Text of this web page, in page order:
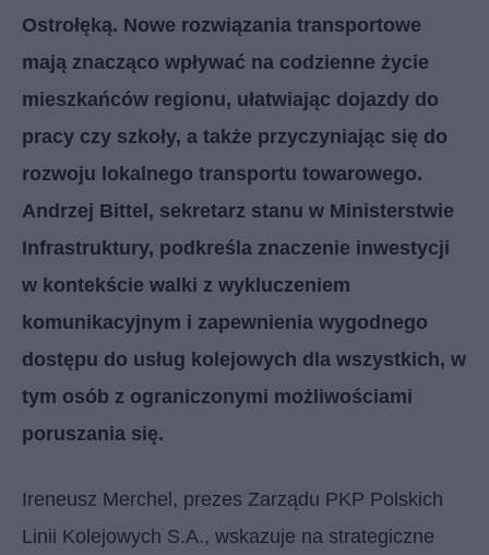
Ostrołęką. Nowe rozwiązania transportowe
mają znacząco wpływać na codzienne życie
mieszkańców regionu, ułatwiając dojazdy do
pracy czy szkoły, a także przyczyniając się do
rozwoju lokalnego transportu towarowego.
Andrzej Bittel, sekretarz stanu w Ministerstwie
Infrastruktury, podkreśla znaczenie inwestycji
w kontekście walki z wykluczeniem
komunikacyjnym i zapewnienia wygodnego
dostępu do usług kolejowych dla wszystkich, w
tym osób z ograniczonymi możliwościami
poruszania się.
Ireneusz Merchel, prezes Zarządu PKP Polskich
Linii Kolejowych S.A., wskazuje na strategiczne